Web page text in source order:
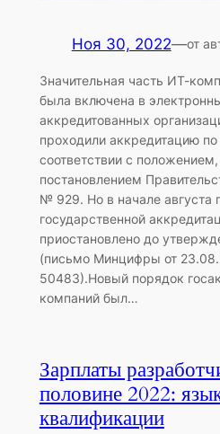
Ноя 30, 2022—от
Значительная часть ИТ-
была включена в
аккредитованных
проходили аккредитацию
соответствии с
постановлением
№ 929. Но в начале августа
государственной
приостановлено до
(письмо Минцифры от
50483).Новый порядок
компаний был…
Зарплаты
половине 2022:
квалификации